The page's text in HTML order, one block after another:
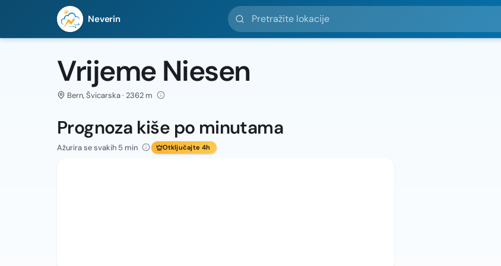
Neverin
Pretražite lokacije
Vrijeme Niesen
Bern, Švicarska · 2362 m
Prognoza kiše po minutama
Ažurira se svakih 5 min Otključajte 4h